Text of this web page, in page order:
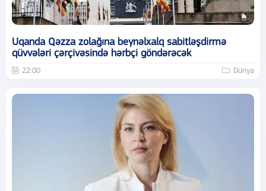
Uqanda Qəzza zolağına beynəlxalq sabitləşdirmə
qüvvələri çərçivəsində hərbçi göndərəcək
22:00 Dünya